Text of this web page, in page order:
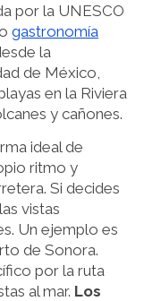
por la UNESCO
gastronomía
la
de México,
en la Riviera
y cañones.
ideal de
ritmo y
Si decides
vistas
Un ejemplo es
de Sonora.
por la ruta
al mar. Los